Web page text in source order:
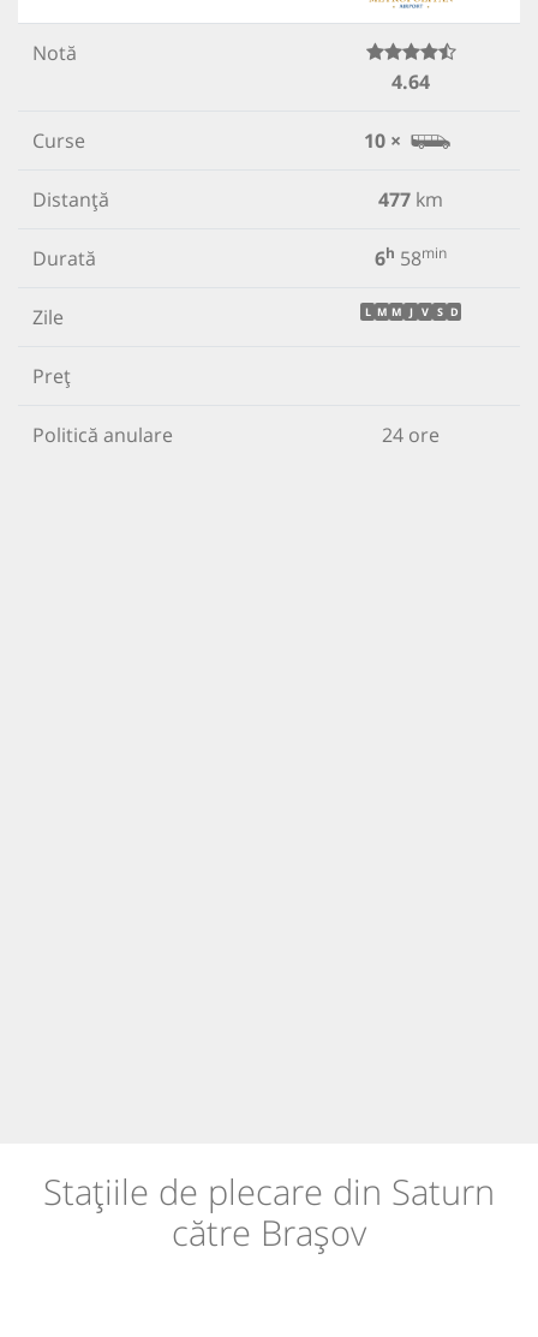
Notă
4.64
Curse 10 ×
Distanță 477 km
Durată 6h 58min
Zile L M M J V S D
Preț
Politică anulare 24 ore
Stațiile de plecare din Saturn
către Brașov